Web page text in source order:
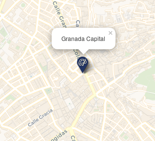
Granada Capital
×